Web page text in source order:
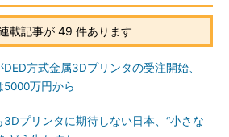
載記事が 49 件あります
方式金属3Dプリンタの受注開始、
5000万円から
3Dプリンタに期待しない日本、“小さな